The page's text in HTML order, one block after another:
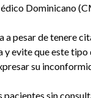
Dominicano
pesar de tenere
evite que este
su
sin